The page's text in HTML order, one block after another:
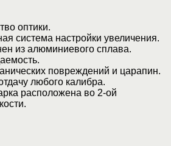
оптики.
система настройки увеличения.
из алюминиевого сплава.
повреждений и царапин.
любого калибра.
расположена во 2-ой